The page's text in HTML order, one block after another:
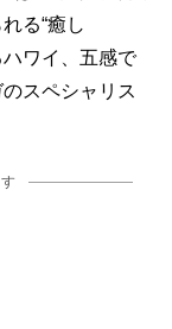
る“癒し
ワイ、五感で
スペシャリス